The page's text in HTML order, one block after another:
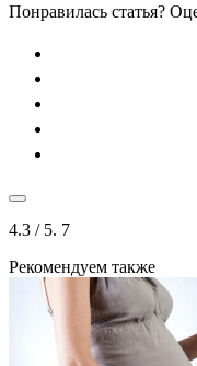
Понравилась статья?
4.3 / 5. 7
Рекомендуем также